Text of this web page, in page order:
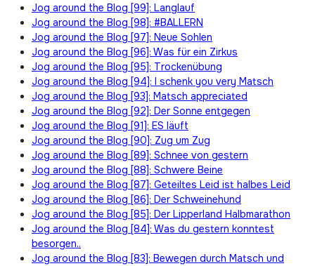
Jog around the Blog [99]: Langlauf
Jog around the Blog [98]: #BALLERN
Jog around the Blog [97]: Neue Sohlen
Jog around the Blog [96]: Was für ein Zirkus
Jog around the Blog [95]: Trockenübung
Jog around the Blog [94]: I schenk you very Matsch
Jog around the Blog [93]: Matsch appreciated
Jog around the Blog [92]: Der Sonne entgegen
Jog around the Blog [91]: ES läuft
Jog around the Blog [90]: Zug um Zug
Jog around the Blog [89]: Schnee von gestern
Jog around the Blog [88]: Schwere Beine
Jog around the Blog [87]: Geteiltes Leid ist halbes Leid
Jog around the Blog [86]: Der Schweinehund
Jog around the Blog [85]: Der Lipperland Halbmarathon
Jog around the Blog [84]: Was du gestern konntest
besorgen..
Jog around the Blog [83]: Bewegen durch Matsch und